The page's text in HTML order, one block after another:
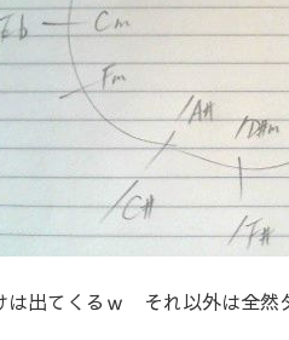
は出てくるｗ それ以外は全